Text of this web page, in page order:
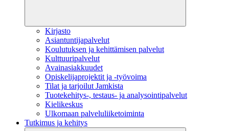
Kirjasto
Asiantuntijapalvelut
Koulutuksen ja kehittämisen palvelut
Kulttuuripalvelut
Avainasiakkuudet
Opiskelijaprojektit​ ja -työvoima
Tilat ja tarjoilut Jamkista
Tuotekehitys-, testaus- ja analysointipalvelut
Kielikeskus
Ulkomaan palveluliiketoiminta
Tutkimus ja kehitys